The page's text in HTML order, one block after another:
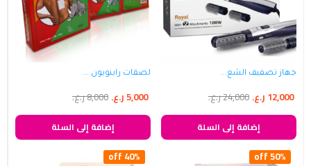
جهاز تصفيف الشع...
24,000ر.ع. 12,000 ر.ع.
إضافة إلى السلة
لصقات راينوبون ...
8,000ر.ع. 5,000ر.ع.
إضافة إلى السلة
50% off
40% off